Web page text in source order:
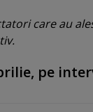
care au
pe